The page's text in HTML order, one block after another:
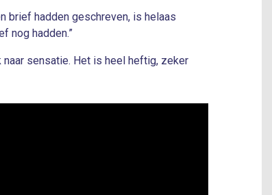
brief hadden geschreven, is helaas
nog hadden.”
naar sensatie. Het is heel heftig, zeker